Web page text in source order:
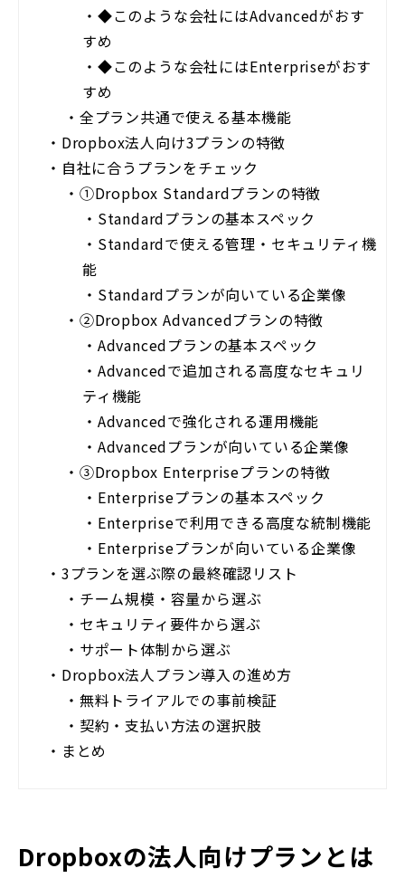
・ ◆このような会社にはAdvancedがおす
すめ
・ ◆このような会社にはEnterpriseがおす
すめ
・ 全プラン共通で使える基本機能
・ Dropbox法人向け3プランの特徴
・ 自社に合うプランをチェック
・ ①Dropbox Standardプランの特徴
・ Standardプランの基本スペック
・ Standardで使える管理・セキュリティ機
能
・ Standardプランが向いている企業像
・ ②Dropbox Advancedプランの特徴
・ Advancedプランの基本スペック
・ Advancedで追加される高度なセキュリ
ティ機能
・ Advancedで強化される運用機能
・ Advancedプランが向いている企業像
・ ③Dropbox Enterpriseプランの特徴
・ Enterpriseプランの基本スペック
・ Enterpriseで利用できる高度な統制機能
・ Enterpriseプランが向いている企業像
・ 3プランを選ぶ際の最終確認リスト
・ チーム規模・容量から選ぶ
・ セキュリティ要件から選ぶ
・ サポート体制から選ぶ
・ Dropbox法人プラン導入の進め方
・ 無料トライアルでの事前検証
・ 契約・支払い方法の選択肢
・ まとめ
Dropboxの法人向けプランとは